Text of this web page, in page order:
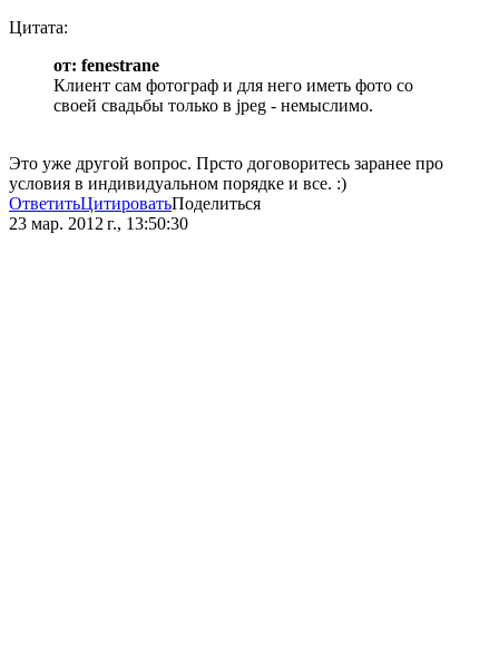
Цитата:
от: fenestrane
Клиент сам фотограф и для него иметь фото со
своей свадьбы только в jpeg - немыслимо.
Это уже другой вопрос. Прсто договоритесь заранее про
условия в индивидуальном порядке и все. :)
ОтветитьЦитироватьПоделиться
23 мар. 2012 г., 13:50:30